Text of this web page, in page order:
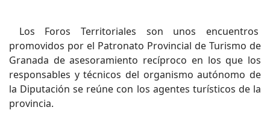
Los Foros Territoriales son unos encuentros
promovidos por el Patronato Provincial de Turismo de
Granada de asesoramiento recíproco en los que los
responsables y técnicos del organismo autónomo de
la Diputación se reúne con los agentes turísticos de la
provincia.